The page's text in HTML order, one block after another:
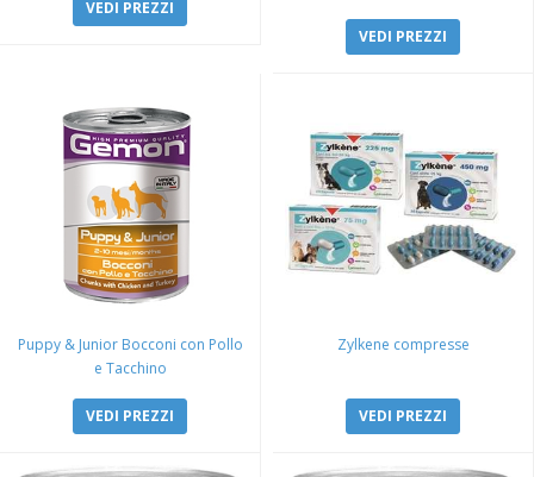
VEDI PREZZI
VEDI PREZZI
Puppy & Junior Bocconi con Pollo
e Tacchino
VEDI PREZZI
Zylkene compresse
VEDI PREZZI